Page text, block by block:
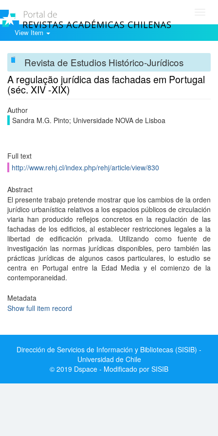
View Item
Revista de Estudios Histórico-Jurídicos
A regulação jurídica das fachadas em Portugal
(séc. XIV -XIX)
Author
Sandra M.G. Pinto; Universidade NOVA de Lisboa
Full text
http://www.rehj.cl/index.php/rehj/article/view/830
Abstract
El presente trabajo pretende mostrar que los cambios de la orden
jurídico urbanística relativos a los espacios públicos de circulación
viaria han producido reflejos concretos en la regulación de las
fachadas de los edificios, al establecer restricciones legales a la
libertad de edificación privada. Utilizando como fuente de
investigación las normas jurídicas disponibles, pero también las
prácticas jurídicas de algunos casos particulares, lo estudio se
centra en Portugal entre la Edad Media y el comienzo de la
contemporaneidad.
Metadata
Show full item record
Dirección de Servicios de Información y Bibliotecas (SISIB) -
Universidad de Chile
© 2019 Dspace - Modificado por SISIB